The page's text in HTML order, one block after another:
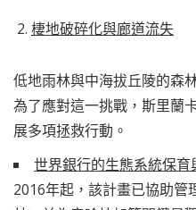
棲地破碎化與廊道流失
低地雨林與中海拔丘陵的森
為了應對這一挑戰，斯里蘭
展多項拯救行動。
世界銀行的生態系統保育
2016年起，該計畫已協助管